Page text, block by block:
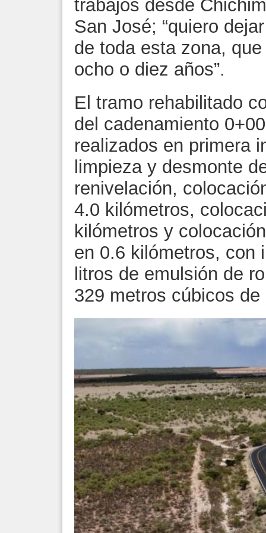
trabajos desde
San José; “quiero
de toda esta zona,
ocho o diez años”.
El tramo rehabilitado
del cadenamiento
realizados en primera
limpieza y desmonte
renivelación,
4.0 kilómetros,
kilómetros y
en 0.6 kilómetros, con
litros de emulsión de
329 metros cúbicos